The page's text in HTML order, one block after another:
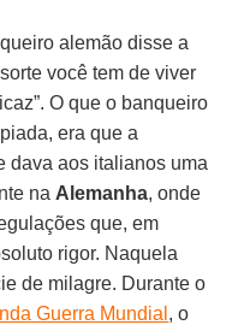
alemão disse a
você tem de viver
O que o banqueiro
era que a
dava aos italianos uma
na Alemanha, onde
que, em
rigor. Naquela
de milagre. Durante o
Guerra Mundial , o